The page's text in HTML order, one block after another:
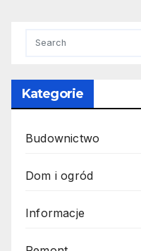
Kategorie
Budownictwo
Dom i ogród
Informacje